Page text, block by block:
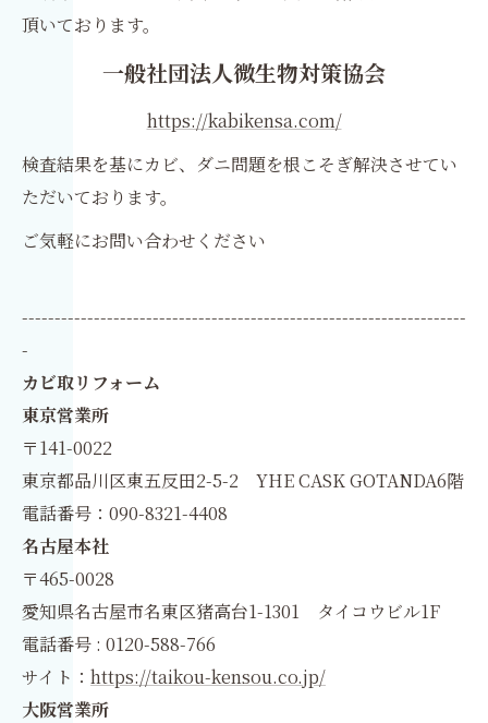
頂いております。
一般社団法人微生物対策協会
https://kabikensa.com/
検査結果を基にカビ、ダニ問題を根こそぎ解決させてい
ただいております。
ご気軽にお問い合わせください
--------------------------------------------------------------------
-
カビ取リフォーム
東京営業所
〒141-0022
東京都品川区東五反田2-5-2 YHE CASK GOTANDA6階
電話番号：090-8321-4408
名古屋本社
〒465-0028
愛知県名古屋市名東区猪高台1-1301 タイコウビル1F
電話番号 : 0120-588-766
サイト： https://taikou-kensou.co.jp/
大阪営業所